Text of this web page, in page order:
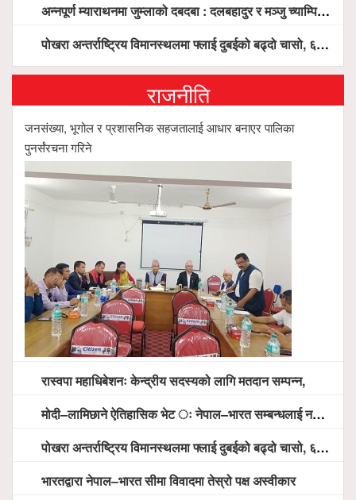
अन्नपूर्ण म्याराथनमा जुम्लाको दबदबा : दलबहादुर र मञ्जु च्याम्पियन, नगदसहित भव्य सम्मान
पोखरा अन्तर्राष्ट्रिय विमानस्थलमा फ्लाई दुबईको बढ्दो चासो, ६ घण्टा लामो प्राविधिक निरीक्षणपछि दैनिक उडानको ढोका खुल्दै
राजनीति
जनसंख्या, भूगोल र प्रशासनिक सहजतालाई आधार बनाएर पालिका
पुनर्संरचना गरिने
रास्वपा महाधिबेशनः केन्द्रीय सदस्यको लागि मतदान सम्पन्न,
मोदी–लामिछाने ऐतिहासिक भेट ः नेपाल–भारत सम्बन्धलाई नयाँ उचाइमा पु¥याउने साझा प्रतिबद्धता
पोखरा अन्तर्राष्ट्रिय विमानस्थलमा फ्लाई दुबईको बढ्दो चासो, ६ घण्टा लामो प्राविधिक निरीक्षणपछि दैनिक उडानको ढोका खुल्दै
भारतद्वारा नेपाल–भारत सीमा विवादमा तेस्रो पक्ष अस्वीकार